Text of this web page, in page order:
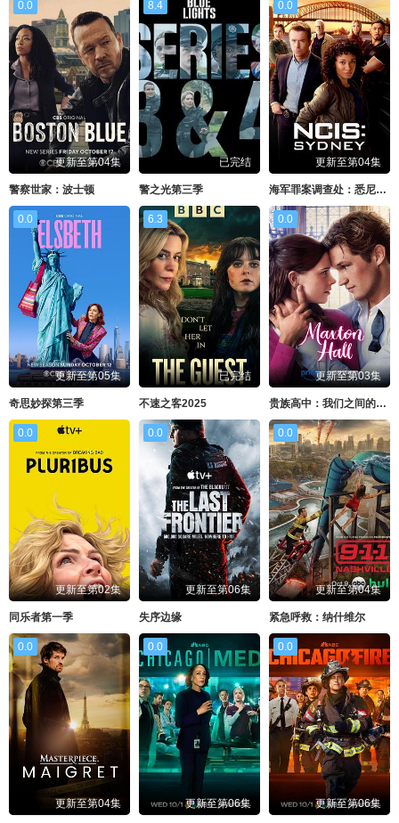
0.0
更新至第04集
警察世家：波士顿
8.4
已完结
警之光第三季
0.0
更新至第04集
海军罪案调查处：悉尼第三季
0.0
更新至第05集
奇思妙探第三季
6.3
已完结
不速之客2025
0.0
更新至第03集
贵族高中：我们之间的鸿沟第二季
0.0
更新至第02集
同乐者第一季
0.0
更新至第06集
失序边缘
0.0
更新至第04集
紧急呼救：纳什维尔
0.0
更新至第04集
0.0
更新至第06集
0.0
更新至第06集